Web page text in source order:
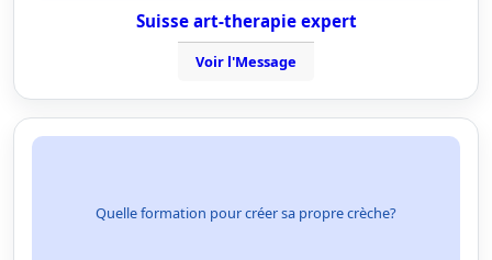
Suisse art-therapie expert
Voir l'Message
Quelle formation pour créer sa propre crèche?